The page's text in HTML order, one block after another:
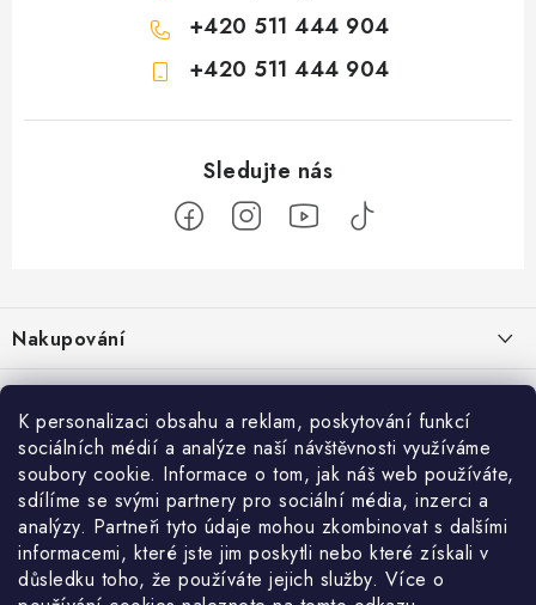
K personalizaci obsahu a reklam, poskytování funkcí
sociálních médií a analýze naší návštěvnosti využíváme
soubory cookie. Informace o tom, jak náš web používáte,
sdílíme se svými partnery pro sociální média, inzerci a
analýzy. Partneři tyto údaje mohou zkombinovat s dalšími
informacemi, které jste jim poskytli nebo které získali v
důsledku toho, že používáte jejich služby. Více o
+420 511 444 904
+420 511 444 904
p
a
Nakupování
Jak nakupovat
Obchodní podmínky
Doprava a platba
Cookies
Ochrana osobních údajú
Reklamace / vrácení zboží
Použití Dárkové poukázky
O nás
Kontakty
Příběh Profigaráže
Služby
Velkoobchod Profigaráž.sk Zboží.cz Heureka.cz